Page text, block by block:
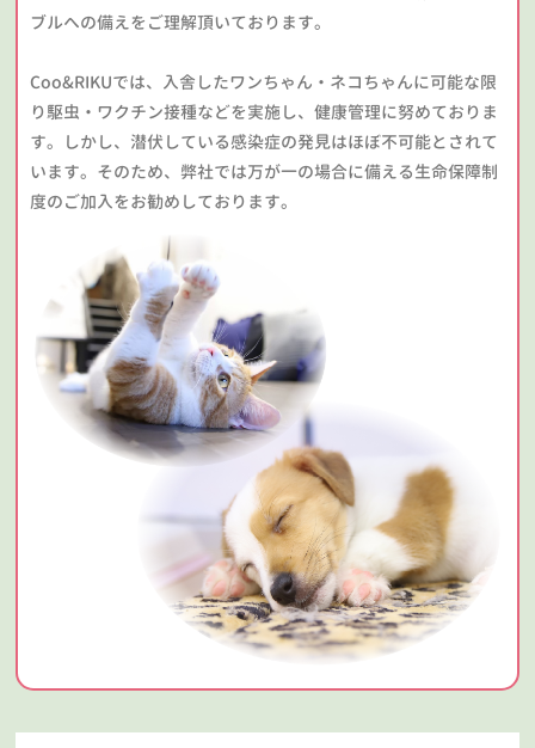
ブルへの備えをご理解頂いております。
Coo&RIKUでは、入舎したワンちゃん・ネコちゃんに可能な限
り駆虫・ワクチン接種などを実施し、健康管理に努めておりま
す。しかし、潜伏している感染症の発見はほぼ不可能とされて
います。そのため、弊社では万が一の場合に備える生命保障制
度のご加入をお勧めしております。